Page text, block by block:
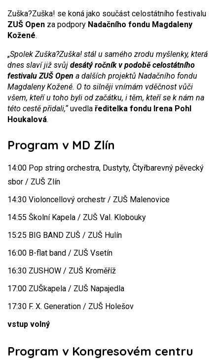
Zuška?Zuška! se koná jako součást celostátního festivalu
ZUŠ Open za podpory Nadačního fondu Magdaleny
Kožené.
„Spolek Zuška?Zuška! stál u samého zrodu myšlenky, která
dnes slaví již svůj desátý ročník v podobě celostátního
festivalu ZUŠ Open a dalších projektů Nadačního fondu
Magdaleny Kožené. O to silněji vnímám vděčnost vůči
všem, kteří u toho byli od začátku, i těm, kteří se k nám na
této cestě přidali,“uvedla ředitelka fondu Irena Pohl
Houkalová.
Program v MD Zlín
14:00 Pop string orchestra, Dustyty, Čtyřbarevný pěvecký
sbor / ZUŠ Zlín
14:30 Violoncellový orchestr / ZUŠ Malenovice
14:55 Školní Kapela / ZUŠ Val. Klobouky
15:25 BIG BAND ZUŠ / ZUŠ Hulín
16:00 B-flat band / ZUŠ Vsetín
16:30 ZUSHOW / ZUŠ Kroměříž
17:00 ZUŠkapela / ZUŠ Napajedla
17:30 F. X. Generation / ZUŠ Holešov
vstup volný
Program v Kongresovém centru